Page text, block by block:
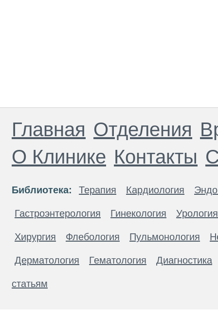
Главная Отделения
О Клинике Контакты
Библиотека: Терапия Кардиология
Гастроэнтерология Гинекология Урология
Хирургия Флебология Пульмонология
Дерматология Гематология Диагностика
статьям